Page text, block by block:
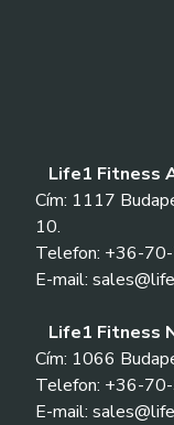
Life1 Fitness
Cím: 1117
10.
Telefon: +36-
E-mail:
Life1 Fitness
Cím: 1066
Telefon: +36-
E-mail: